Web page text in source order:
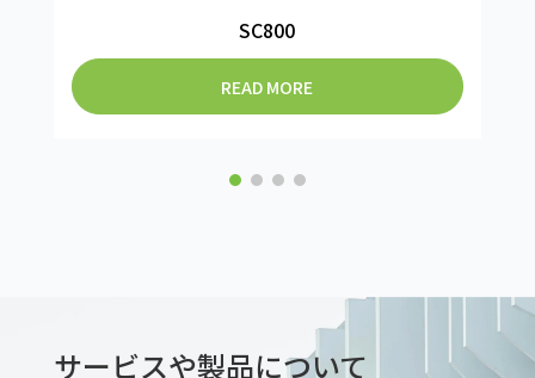
SC800
READ MORE
サービスや製品について